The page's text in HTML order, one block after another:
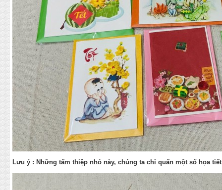
Lưu ý : Những tấm thiệp nhỏ này, chúng ta chỉ quấn một số họa